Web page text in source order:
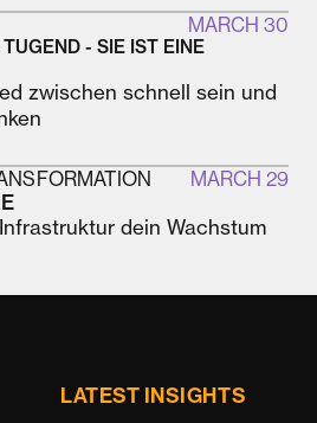
MARCH 30
- SIE IST EINE
zwischen schnell sein und
MARCH 29
dein Wachstum
LATEST INSIGHTS